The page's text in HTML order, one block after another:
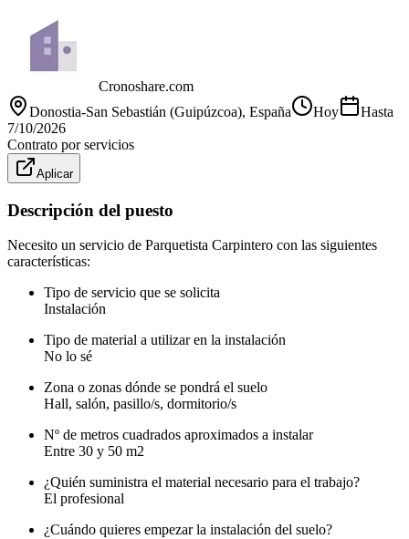
Cronoshare.com
Donostia-San Sebastián (Guipúzcoa), España Hoy
Hasta
7/10/2026
Contrato por servicios
Aplicar
Descripción del puesto
Necesito un servicio de Parquetista Carpintero con las siguientes
características:
Tipo de servicio que se solicita
Instalación
Tipo de material a utilizar en la instalación
No lo sé
Zona o zonas dónde se pondrá el suelo
Hall, salón, pasillo/s, dormitorio/s
Nº de metros cuadrados aproximados a instalar
Entre 30 y 50 m2
¿Quién suministra el material necesario para el trabajo?
El profesional
¿Cuándo quieres empezar la instalación del suelo?